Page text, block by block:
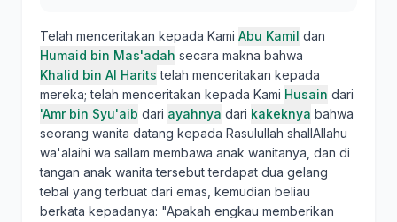
Telah menceritakan kepada Kami Abu Kamil dan
Humaid bin Mas'adah secara makna bahwa
Khalid bin Al Harits telah menceritakan kepada
mereka; telah menceritakan kepada Kami Husain dari
'Amr bin Syu'aib dari ayahnya dari kakeknya bahwa
seorang wanita datang kepada Rasulullah shallAllahu
wa'alaihi wa sallam membawa anak wanitanya, dan di
tangan anak wanita tersebut terdapat dua gelang
tebal yang terbuat dari emas, kemudian beliau
berkata kepadanya: "Apakah engkau memberikan